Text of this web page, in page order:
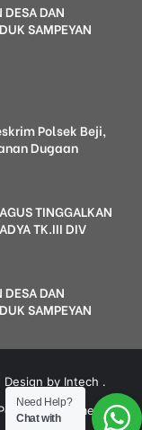
DAN
SAMPEYAN
Polsek Beji,
Dugaan
TINGGALKAN
TK.III DIV
DAN
SAMPEYAN
by Intech .
Disclaimer
Need Help?
Chat with